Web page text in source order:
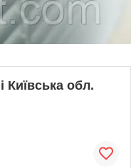
Київська обл.